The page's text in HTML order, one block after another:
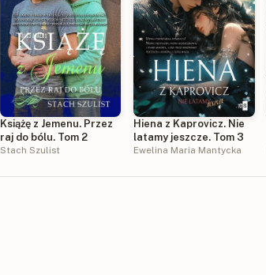
Książę z Jemenu. Przez
raj do bólu. Tom 2
Stach Szulist
Hiena z Kaprovicz. Nie
latamy jeszcze. Tom 3
Ewelina Maria Mantycka